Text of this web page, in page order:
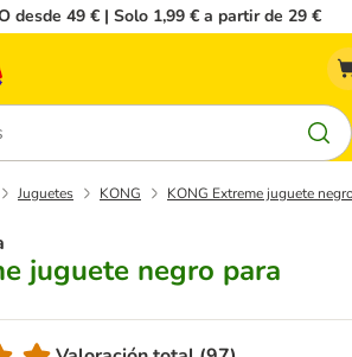
desde 49 € | Solo 1,99 € a partir de 29 €
Juguetes KONG KONG Extreme juguete
juguete negro para